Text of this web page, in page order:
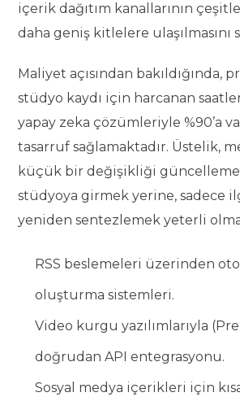
içerik dağıtım kanallarının
daha geniş kitlelere ulaşılmasını
Maliyet açısından bakıldığında,
stüdyo kaydı için harcanan
yapay zeka çözümleriyle %90’a
tasarruf sağlamaktadır. Üstelik,
küçük bir değişikliği
stüdyoya girmek yerine, sadece
yeniden sentezlemek yeterli
RSS beslemeleri üzerinden
oluşturma sistemleri.
Video kurgu yazılımlarıyla
doğrudan API entegrasyonu.
Sosyal medya içerikleri için